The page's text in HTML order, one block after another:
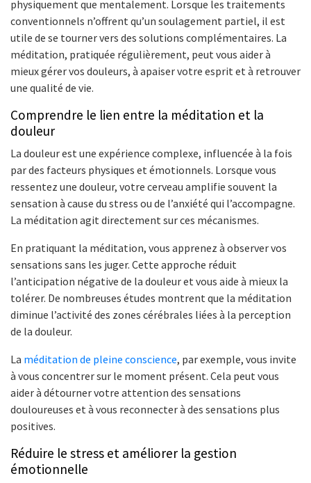
physiquement que mentalement. Lorsque les traitements
conventionnels n’offrent qu’un soulagement partiel, il est
utile de se tourner vers des solutions complémentaires. La
méditation, pratiquée régulièrement, peut vous aider à
mieux gérer vos douleurs, à apaiser votre esprit et à retrouver
une qualité de vie.
Comprendre le lien entre la méditation et la
douleur
La douleur est une expérience complexe, influencée à la fois
par des facteurs physiques et émotionnels. Lorsque vous
ressentez une douleur, votre cerveau amplifie souvent la
sensation à cause du stress ou de l’anxiété qui l’accompagne.
La méditation agit directement sur ces mécanismes.
En pratiquant la méditation, vous apprenez à observer vos
sensations sans les juger. Cette approche réduit
l’anticipation négative de la douleur et vous aide à mieux la
tolérer. De nombreuses études montrent que la méditation
diminue l’activité des zones cérébrales liées à la perception
de la douleur.
La méditation de pleine conscience, par exemple, vous invite
à vous concentrer sur le moment présent. Cela peut vous
aider à détourner votre attention des sensations
douloureuses et à vous reconnecter à des sensations plus
positives.
Réduire le stress et améliorer la gestion
émotionnelle